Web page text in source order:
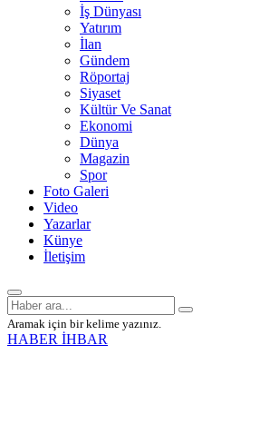
İş Dünyası
Yatırım
İlan
Gündem
Röportaj
Siyaset
Kültür Ve Sanat
Ekonomi
Dünya
Magazin
Spor
Foto Galeri
Video
Yazarlar
Künye
İletişim
Aramak için bir kelime yazınız.
HABER İHBAR